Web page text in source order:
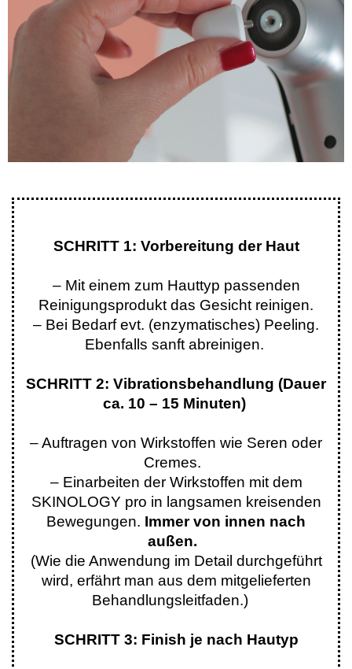
SCHRITT 1: Vorbereitung der Haut
– Mit einem zum Hauttyp passenden
Reinigungsprodukt das Gesicht reinigen.
– Bei Bedarf evt. (enzymatisches) Peeling.
Ebenfalls sanft abreinigen.
SCHRITT 2: Vibrationsbehandlung (Dauer
ca. 10 – 15 Minuten)
– Auftragen von Wirkstoffen wie Seren oder
Cremes.
– Einarbeiten der Wirkstoffen mit dem
SKINOLOGY pro in langsamen kreisenden
Bewegungen. Immer von innen nach
außen.
(Wie die Anwendung im Detail durchgeführt
wird, erfährt man aus dem mitgelieferten
Behandlungsleitfaden.)
SCHRITT 3: Finish je nach Hautyp